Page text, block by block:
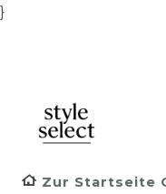
}
Zur Startseite